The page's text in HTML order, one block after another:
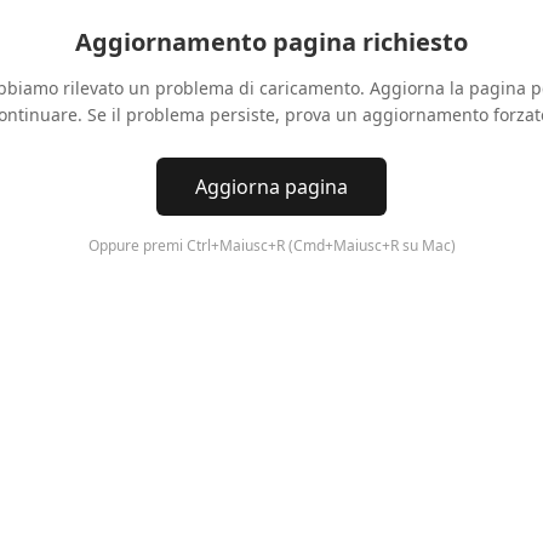
Aggiornamento pagina richiesto
rilevato un problema di caricamento. Aggiorna la pagina
Se il problema persiste, prova un aggiornamento
Aggiorna pagina
Oppure premi Ctrl+Maiusc+R (Cmd+Maiusc+R su Mac)